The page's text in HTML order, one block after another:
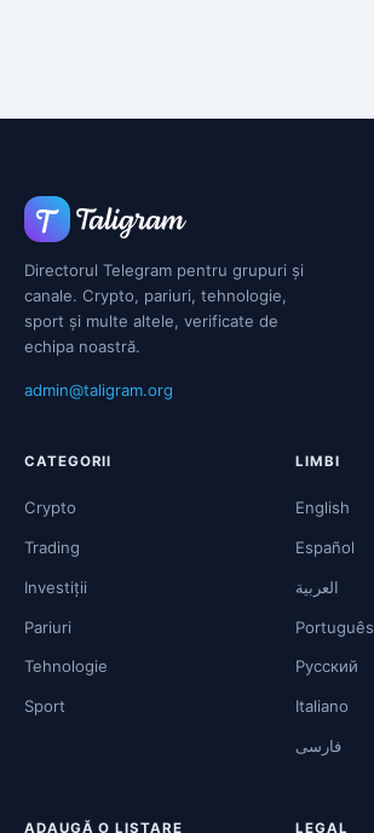
Directorul Telegram pentru grupuri și
canale. Crypto, pariuri, tehnologie,
sport și multe altele, verificate de
echipa noastră.
admin@taligram.org
CATEGORII
Crypto
Trading
Investiții
Pariuri
Tehnologie
Sport
LIMBI
English
Español
العربية
Português
Русский
Italiano
فارسی
ADAUGĂ O LISTARE LEGAL